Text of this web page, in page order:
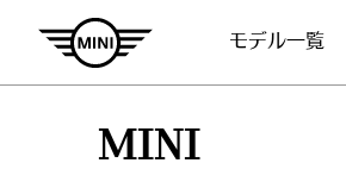
モデル一覧
MINI